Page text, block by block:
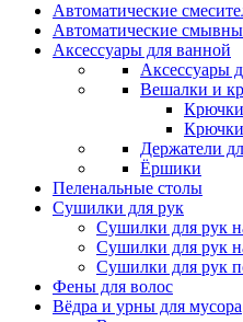
Автоматические
Автоматические
Аксессуары для ванной
Аксессуары
Вешалки и
Крючки
Держатели
Ёршики
Пеленальные столы
Сушилки для рук
Сушилки для рук
Сушилки для рук
Сушилки для рук
Фены для волос
Вёдра и урны для мусора